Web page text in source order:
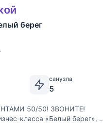
берег
санузла
5
50/50! ЗВОНИТЕ!
класса «Белый берег», в